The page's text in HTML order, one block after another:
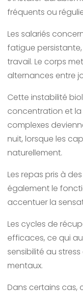
fréquents ou
Les salariés
fatigue
travail. Le corps
alternances entre
Cette instabilité
concentration et la
complexes
nuit, lorsque les
naturellement.
Les repas pris à
également le
accentuer la
Les cycles de
efficaces, ce qui
sensibilité au
mentaux.
Dans certains